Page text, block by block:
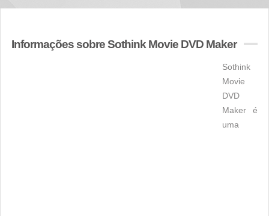
Informações sobre Sothink Movie DVD Maker
Sothink
Movie
DVD
Maker é
uma